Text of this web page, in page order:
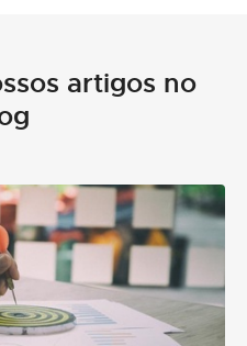
artigos no